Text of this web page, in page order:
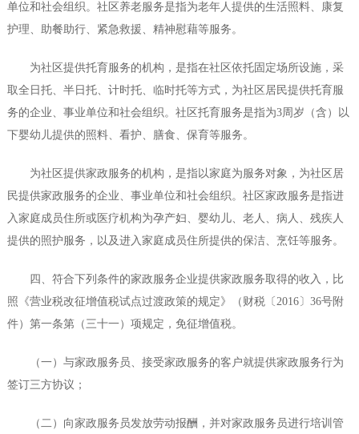
单位和社会组织。社区养老服务是指为老年人提供的生活照料、康复
护理、助餐助行、紧急救援、精神慰藉等服务。
为社区提供托育服务的机构，是指在社区依托固定场所设施，采
取全日托、半日托、计时托、临时托等方式，为社区居民提供托育服
务的企业、事业单位和社会组织。社区托育服务是指为3周岁（含）以
下婴幼儿提供的照料、看护、膳食、保育等服务。
为社区提供家政服务的机构，是指以家庭为服务对象，为社区居
民提供家政服务的企业、事业单位和社会组织。社区家政服务是指进
入家庭成员住所或医疗机构为孕产妇、婴幼儿、老人、病人、残疾人
提供的照护服务，以及进入家庭成员住所提供的保洁、烹饪等服务。
四、符合下列条件的家政服务企业提供家政服务取得的收入，比
照《营业税改征增值税试点过渡政策的规定》（财税〔2016〕36号附
件）第一条第（三十一）项规定，免征增值税。
（一）与家政服务员、接受家政服务的客户就提供家政服务行为
签订三方协议；
（二）向家政服务员发放劳动报酬，并对家政服务员进行培训管